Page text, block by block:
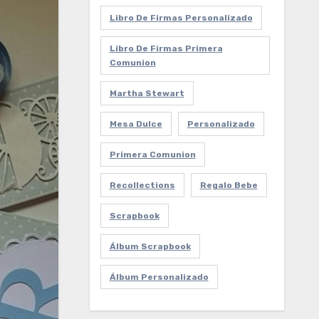
Libro De Firmas Personalizado
Libro De Firmas Primera
Comunion
Martha Stewart
Mesa Dulce Personalizado
Primera Comunion
Recollections Regalo Bebe
Scrapbook
Álbum Scrapbook
Álbum Personalizado